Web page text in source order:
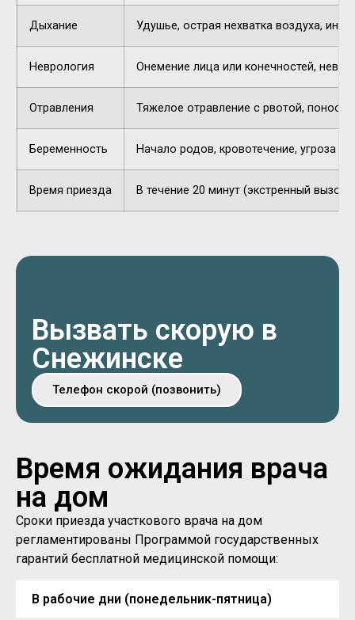
Дыхание Удушье, острая нехватка воздуха,
Неврология Онемение лица или конечностей,
Отравления Тяжелое отравление с рвотой,
Беременность Начало родов, кровотечение, угроза
Время приезда В течение 20 минут (экстренный вызов).
Вызвать скорую в
Снежинске
Телефон скорой (позвонить)
Время ожидания врача
на дом
Сроки приезда участкового врача на дом
регламентированы Программой государственных
гарантий бесплатной медицинской помощи:
В рабочие дни (понедельник-пятница)